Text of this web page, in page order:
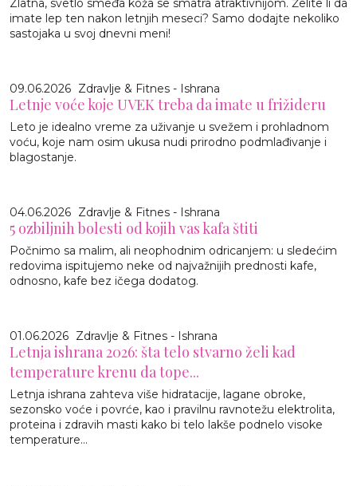
Zlatna, svetlo smeđa koža se smatra atraktivnijom. Želite li da
imate lep ten nakon letnjih meseci? Samo dodajte nekoliko
sastojaka u svoj dnevni meni!
09.06.2026 Zdravlje & Fitnes - Ishrana
Letnje voće koje UVEK treba da imate u frižideru
Leto je idealno vreme za uživanje u svežem i prohladnom
voću, koje nam osim ukusa nudi prirodno podmlađivanje i
blagostanje.
04.06.2026 Zdravlje & Fitnes - Ishrana
5 ozbiljnih bolesti od kojih vas kafa štiti
Počnimo sa malim, ali neophodnim odricanjem: u sledećim
redovima ispitujemo neke od najvažnijih prednosti kafe,
odnosno, kafe bez ičega dodatog.
01.06.2026 Zdravlje & Fitnes - Ishrana
Letnja ishrana 2026: šta telo stvarno želi kad
temperature krenu da tope...
Letnja ishrana zahteva više hidratacije, lagane obroke,
sezonsko voće i povrće, kao i pravilnu ravnotežu elektrolita,
proteina i zdravih masti kako bi telo lakše podnelo visoke
temperature...